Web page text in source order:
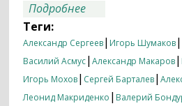
Подробнее
Теги:
Александр Сергеев| Игорь Шумаков|
Василий Асмус|Александр Макаров|
Игорь Мохов| Сергей Барталев|
Леонид Макриденко | Валерий